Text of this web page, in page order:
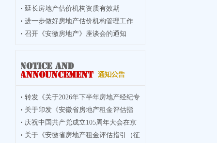
延长房地产估价机构资质有效期
进一步做好房地产估价机构管理工作
召开《安徽房地产》座谈会的通知
转发《关于2026年下半年房地产经纪专
业人员
关于印发《安徽省房地产租金评估指
引》的通
庆祝中国共产党成立105周年大会在京
隆重举
关于《安徽省房地产租金评估指引（征